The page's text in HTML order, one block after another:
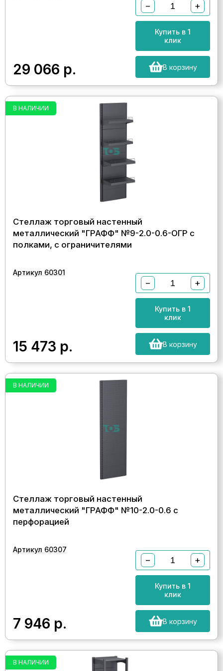
29 066 р.
− +
Купить в 1
клик
В корзину
В НАЛИЧИИ
Стеллаж торговый настенный
металлический "ГРАФФ" №9-2.0-0.6-ОГР с
полками, с ограничителями
Артикул 60301
15 473 р.
− +
Купить в 1
клик
В корзину
В НАЛИЧИИ
Стеллаж торговый настенный
металлический "ГРАФФ" №10-2.0-0.6 с
перфорацией
Артикул 60307
7 946 р.
− +
Купить в 1
клик
В корзину
В НАЛИЧИИ